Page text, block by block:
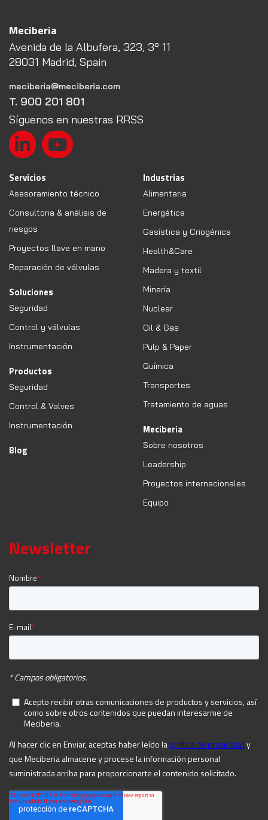
Meciberia
Avenida de la Albufera, 323, 3º 11
28031 Madrid, Spain
meciberia@meciberia.com
T. 900 201 801
Síguenos en nuestras RRSS
Servicios
Asesoramiento técnico
Consultoria & análisis de
riesgos
Proyectos llave en mano
Reparación de válvulas
Soluciones
Seguridad
Control y válvulas
Instrumentación
Productos
Seguridad
Control & Valves
Instrumentación
Blog
Industrias
Alimentaria
Energética
Gasística y Criogénica
Health&Care
Madera y textil
Minería
Nuclear
Oil & Gas
Pulp & Paper
Química
Transportes
Tratamiento de aguas
Meciberia
Sobre nosotros
Leadership
Proyectos internacionales
Equipo